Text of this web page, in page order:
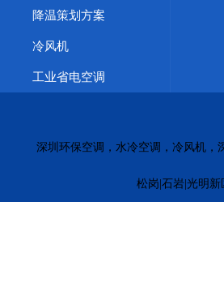
降温策划方案
冷风机
工业省电空调
深圳环保空调，水冷空调，冷风机，
松岗|石岩|光明